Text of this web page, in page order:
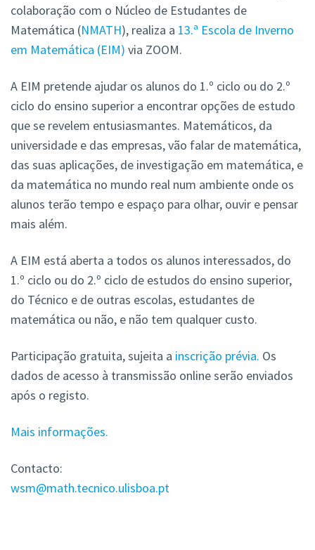
colaboração com o Núcleo de Estudantes de
Matemática (NMATH), realiza a 13.ª Escola de Inverno
em Matemática (EIM) via ZOOM.
A EIM pretende ajudar os alunos do 1.º ciclo ou do 2.º
ciclo do ensino superior a encontrar opções de estudo
que se revelem entusiasmantes. Matemáticos, da
universidade e das empresas, vão falar de matemática,
das suas aplicações, de investigação em matemática, e
da matemática no mundo real num ambiente onde os
alunos terão tempo e espaço para olhar, ouvir e pensar
mais além.
A EIM está aberta a todos os alunos interessados, do
1.º ciclo ou do 2.º ciclo de estudos do ensino superior,
do Técnico e de outras escolas, estudantes de
matemática ou não, e não tem qualquer custo.
Participação gratuita, sujeita a inscrição prévia. Os
dados de acesso à transmissão online serão enviados
após o registo.
Mais informações.
Contacto:
wsm@math.tecnico.ulisboa.pt